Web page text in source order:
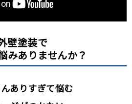
壁塗装で
みありませんか？
ありすぎて悩む